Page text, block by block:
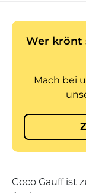
Coco Gauff ist